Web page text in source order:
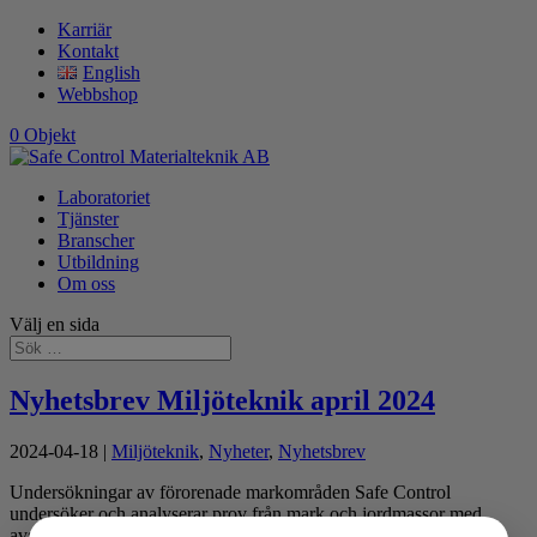
Karriär
Kontakt
English
Webbshop
0 Objekt
Laboratoriet
Tjänster
Branscher
Utbildning
Om oss
Välj en sida
Nyhetsbrev Miljöteknik april 2024
2024-04-18 | Miljöteknik, Nyheter, Nyhetsbrev
Undersökningar av förorenade markområden Safe Control
undersöker och analyserar prov från mark och jordmassor med